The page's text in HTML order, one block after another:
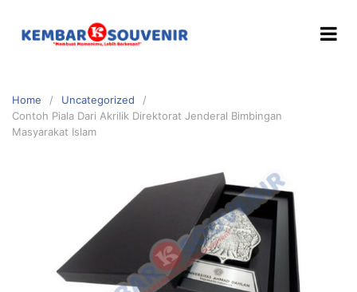
Home
Uncategorized
Contoh Piala Dari Akrilik Direktorat Jenderal Bimbingan
Masyarakat Islam